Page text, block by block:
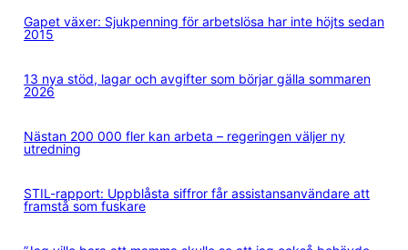
Gapet växer: Sjukpenning för arbetslösa har inte höjts sedan
2015
13 nya stöd, lagar och avgifter som börjar gälla sommaren
2026
Nästan 200 000 fler kan arbeta – regeringen väljer ny
utredning
STIL-rapport: Uppblåsta siffror får assistansanvändare att
framstå som fuskare